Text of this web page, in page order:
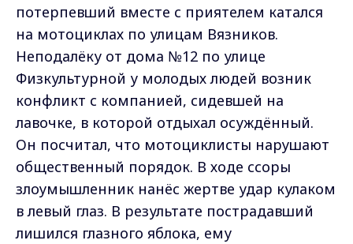
потерпевший вместе с приятелем катался
на мотоциклах по улицам Вязников.
Неподалёку от дома №12 по улице
Физкультурной у молодых людей возник
конфликт с компанией, сидевшей на
лавочке, в которой отдыхал осуждённый.
Он посчитал, что мотоциклисты нарушают
общественный порядок. В ходе ссоры
злоумышленник нанёс жертве удар кулаком
в левый глаз. В результате пострадавший
лишился глазного яблока, ему